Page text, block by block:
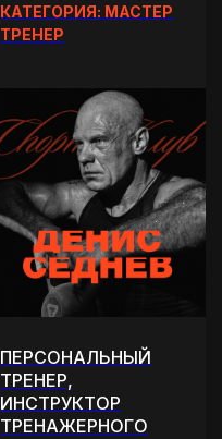
КАТЕГОРИЯ: МАСТЕР
ТРЕНЕР
ПЕРСОНАЛЬНЫЙ
ТРЕНЕР,
ИНСТРУКТОР
ТРЕНАЖЕРНОГО